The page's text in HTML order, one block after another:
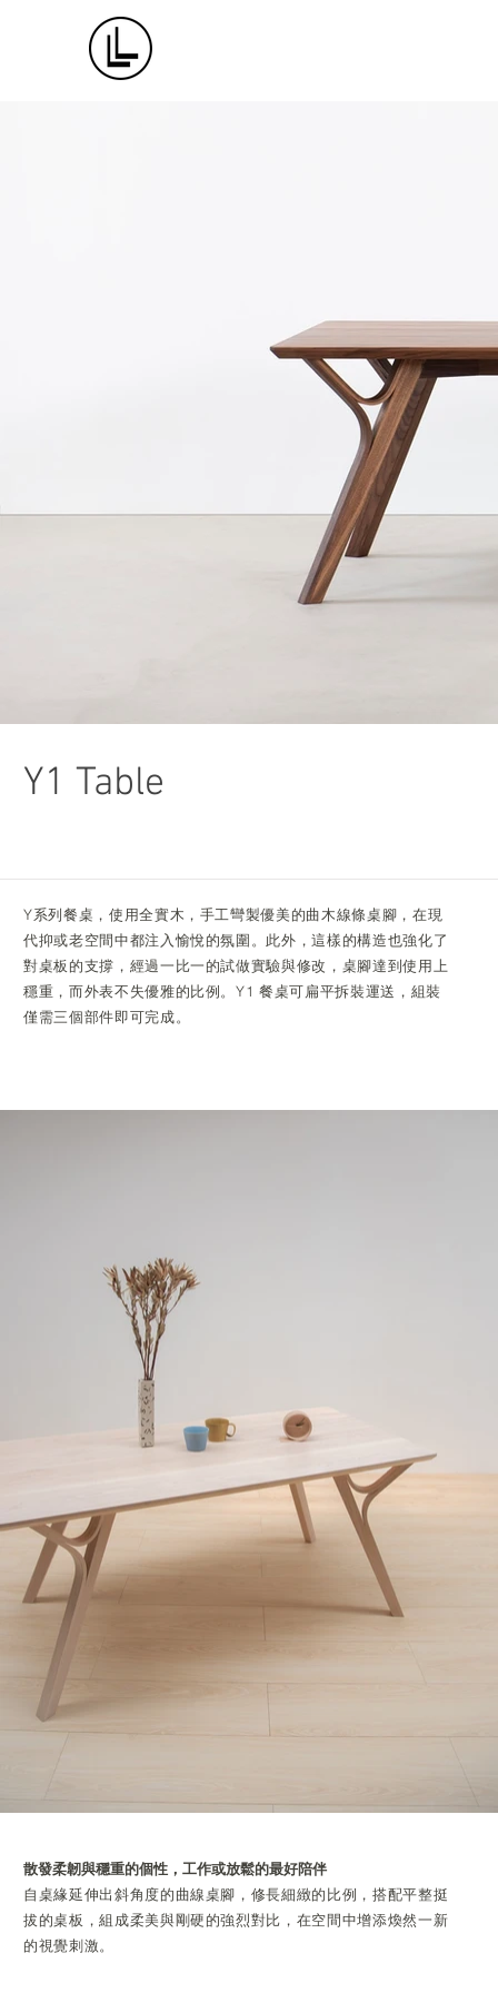
Y1 Table
Y系列餐桌，使用全實木，手工彎製優美的曲木線條桌腳，在現
代抑或老空間中都注入愉悅的氛圍。此外，這樣的構造也強化了
對桌板的支撐，經過一比一的試做實驗與修改，桌腳達到使用上
穩重，而外表不失優雅的比例。Y1 餐桌可扁平拆裝運送，組裝
僅需三個部件即可完成。
散發柔韌與穩重的個性，工作或放鬆的最好陪伴
自桌緣延伸出斜角度的曲線桌腳，修長細緻的比例，搭配平整挺
拔的桌板，組成柔美與剛硬的強烈對比，在空間中增添煥然一新
的視覺刺激。